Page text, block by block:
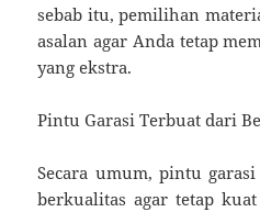
sebab itu, pemilihan
asalan agar Anda tetap
yang ekstra.
Pintu Garasi Terbuat dari
Secara umum, pintu
berkualitas agar tetap